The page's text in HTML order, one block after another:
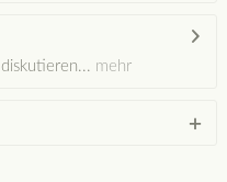
mehr